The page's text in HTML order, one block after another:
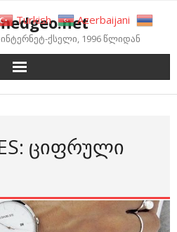
ქსელი, 1996 წლიდან
ᲪᲘᲤᲠᲣᲚᲘ
Turkish
Azerbaijani